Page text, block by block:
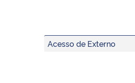
Acesso de Externo